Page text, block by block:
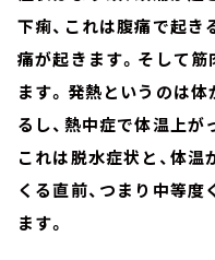
下痢、これは腹痛で起き
痛が起きます。そして
ます。発熱というのは
るし、熱中症で体温上が
これは脱水症状と、体
くる直前、つまり中等
ます。